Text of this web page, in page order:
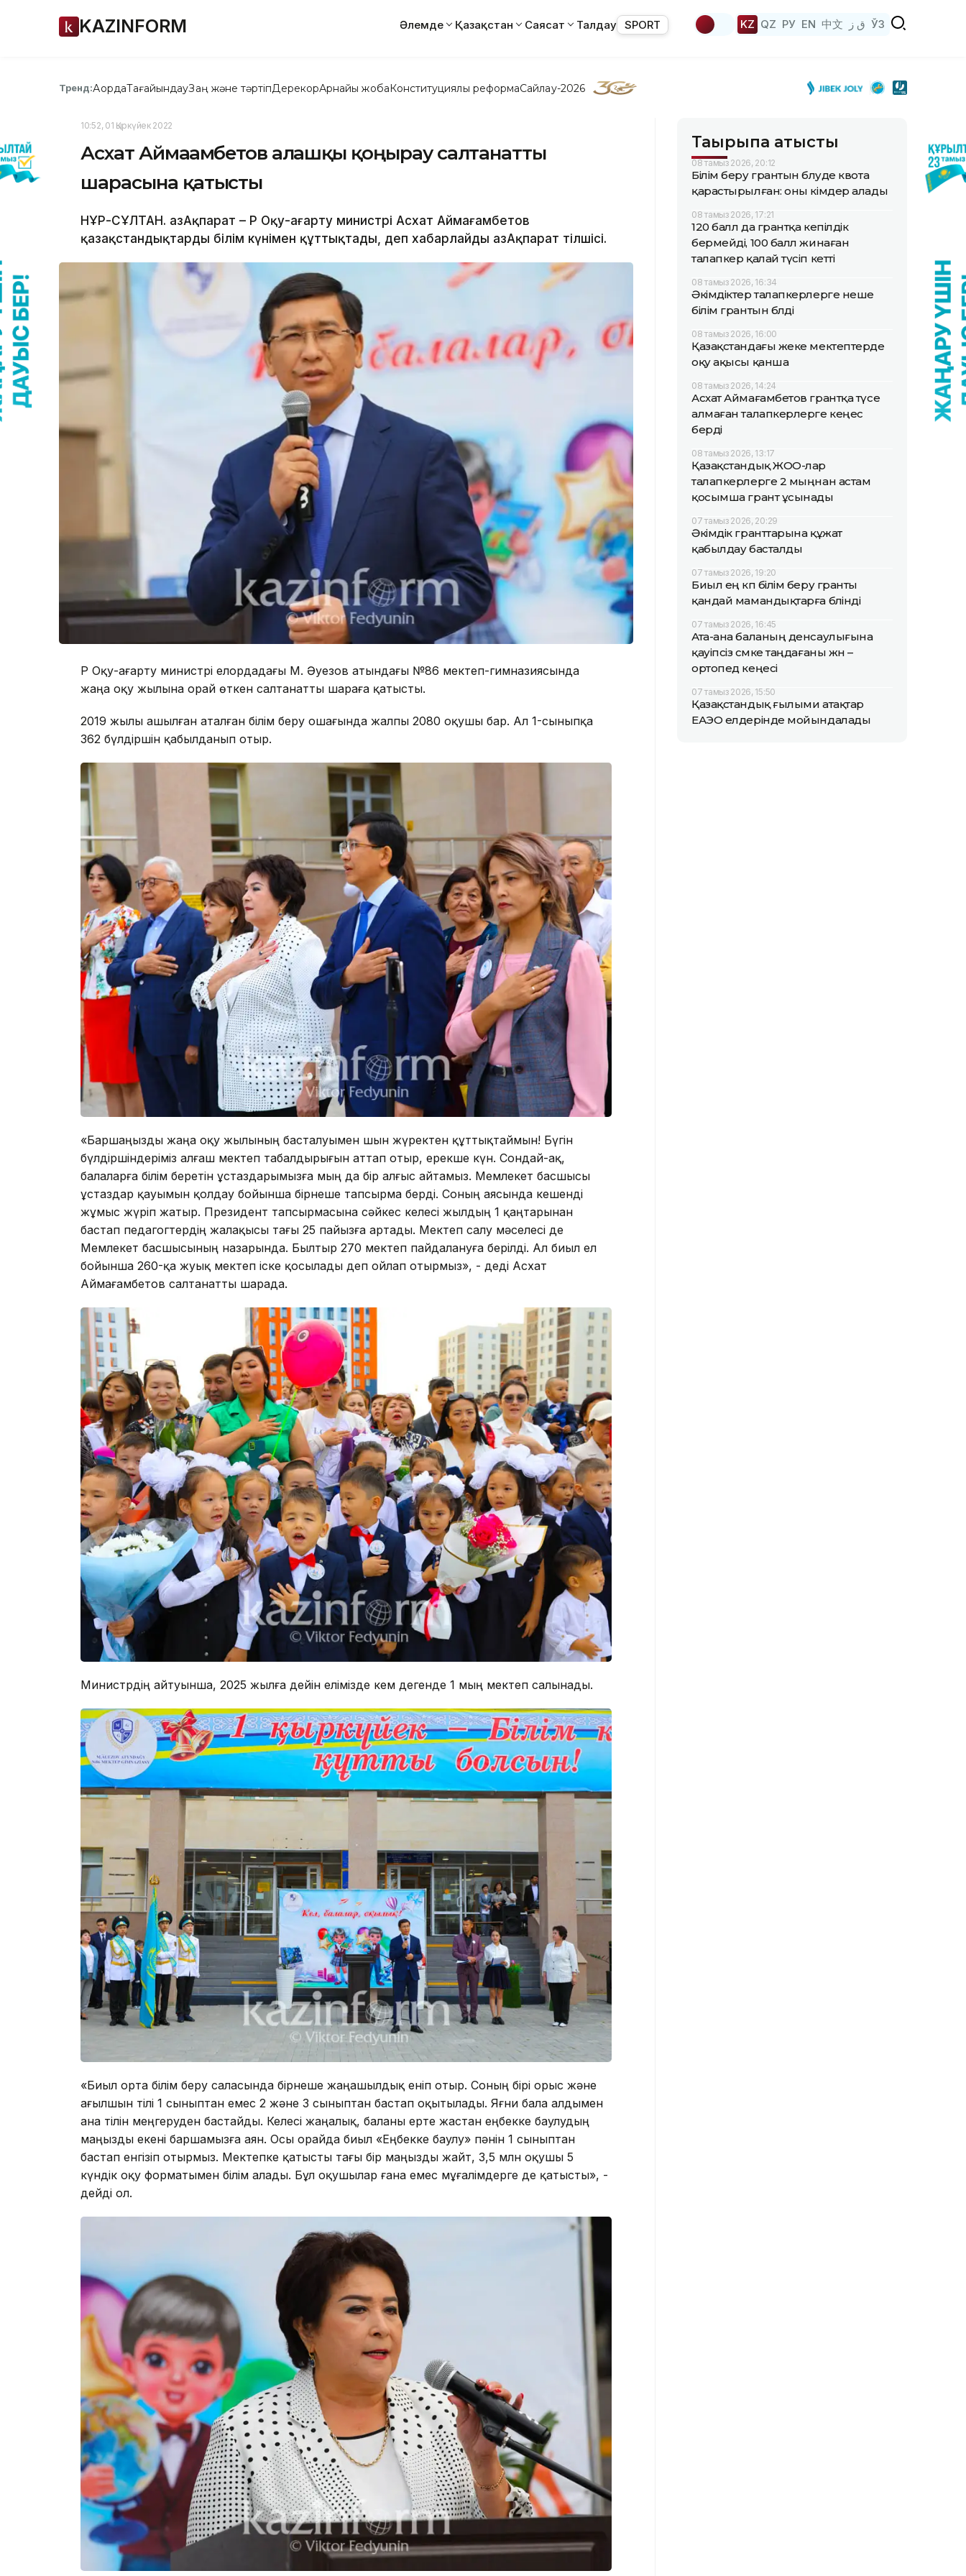
KAZINFORM Әлемде Қазақстан Саясат Талдау SPORT KZ QZ РУ EN 中文 ق ز ЎЗ
Тренд:АқордаТағайындауЗаң және тәртіпДерекқорАрнайы жобаКонституциялық реформаСайлау-2026
10:52, 01 Қыркүйек 2022
Асхат Аймағамбетов алғашқы қоңырау салтанатты
шарасына қатысты
НҰР-СҰЛТАН. ҚазАқпарат – ҚР Оқу-ағарту министрі Асхат Аймағамбетов
қазақстандықтарды білім күнімен құттықтады, деп хабарлайды ҚазАқпарат тілшісі.
ҚР Оқу-ағарту министрі елордадағы М. Әуезов атындағы №86 мектеп-гимназиясында
жаңа оқу жылына орай өткен салтанатты шараға қатысты.
2019 жылы ашылған аталған білім беру ошағында жалпы 2080 оқушы бар. Ал 1-сыныпқа
362 бүлдіршін қабылданып отыр.
«Баршаңызды жаңа оқу жылының басталуымен шын жүректен құттықтаймын! Бүгін
бүлдіршіндеріміз алғаш мектеп табалдырығын аттап отыр, ерекше күн. Сондай-ақ,
балаларға білім беретін ұстаздарымызға мың да бір алғыс айтамыз. Мемлекет басшысы
ұстаздар қауымын қолдау бойынша бірнеше тапсырма берді. Соның аясында кешенді
жұмыс жүріп жатыр. Президент тапсырмасына сәйкес келесі жылдың 1 қаңтарынан
бастап педагогтердің жалақысы тағы 25 пайызға артады. Мектеп салу мәселесі де
Мемлекет басшысының назарында. Былтыр 270 мектеп пайдалануға берілді. Ал биыл ел
бойынша 260-қа жуық мектеп іске қосылады деп ойлап отырмыз», - деді Асхат
Аймағамбетов салтанатты шарада.
Министрдің айтуынша, 2025 жылға дейін елімізде кем дегенде 1 мың мектеп салынады.
«Биыл орта білім беру саласында бірнеше жаңашылдық еніп отыр. Соның бірі орыс және
ағылшын тілі 1 сыныптан емес 2 және 3 сыныптан бастап оқытылады. Яғни бала алдымен
ана тілін меңгеруден бастайды. Келесі жаңалық, баланы ерте жастан еңбекке баулудың
маңызды екені баршамызға аян. Осы орайда биыл «Еңбекке баулу» пәнін 1 сыныптан
бастап енгізіп отырмыз. Мектепке қатысты тағы бір маңызды жайт, 3,5 млн оқушы 5
күндік оқу форматымен білім алады. Бұл оқушылар ғана емес мұғалімдерге де қатысты», -
дейді ол.
Тақырыпқа қатысты
08 тамыз 2026, 20:12
Білім беру грантын бөлуде квота
қарастырылған: оны кімдер алады
08 тамыз 2026, 17:21
120 балл да грантқа кепілдік
бермейді, 100 балл жинаған
талапкер қалай түсіп кетті
08 тамыз 2026, 16:34
Әкімдіктер талапкерлерге неше
білім грантын бөлді
08 тамыз 2026, 16:00
Қазақстандағы жеке мектептерде
оқу ақысы қанша
08 тамыз 2026, 14:24
Асхат Аймағамбетов грантқа түсе
алмаған талапкерлерге кеңес
берді
08 тамыз 2026, 13:17
Қазақстандық ЖОО-лар
талапкерлерге 2 мыңнан астам
қосымша грант ұсынады
07 тамыз 2026, 20:29
Әкімдік гранттарына құжат
қабылдау басталды
07 тамыз 2026, 19:20
Биыл ең көп білім беру гранты
қандай мамандықтарға бөлінді
07 тамыз 2026, 16:45
Ата-ана баланың денсаулығына
қауіпсіз сөмке таңдағаны жөн –
ортопед кеңесі
07 тамыз 2026, 15:50
Қазақстандық ғылыми атақтар
ЕАЭО елдерінде мойындалады